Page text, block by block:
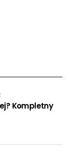
Kompletny